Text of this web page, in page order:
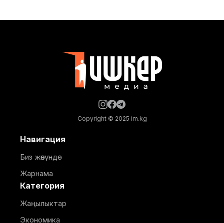
энелерге жана ымыркайларга
Copyright © 2025 im.kg
Навигация
Биз жөнүндө
Жарнама
Категория
Жаңылыктар
Экономика